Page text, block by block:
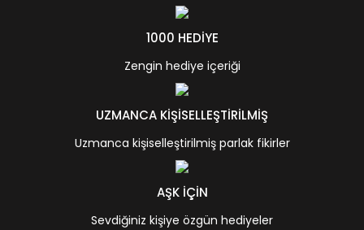
1000 HEDİYE
Zengin hediye içeriği
UZMANCA KİŞİSELLEŞTİRİLMİŞ
Uzmanca kişiselleştirilmiş parlak fikirler
AŞK İÇİN
Sevdiğiniz kişiye özgün hediyeler